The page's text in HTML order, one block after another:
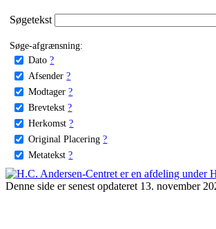
Søgetekst
Søge-afgrænsning:
Dato ?
Afsender ?
Modtager ?
Brevtekst ?
Herkomst ?
Original Placering ?
Metatekst ?
Denne side er senest opdateret 13. november